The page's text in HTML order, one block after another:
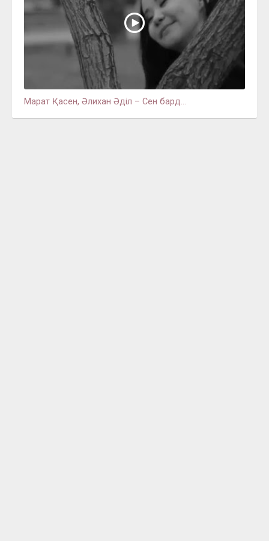
Марат Қасен, Әлихан Әділ – Сен бард...